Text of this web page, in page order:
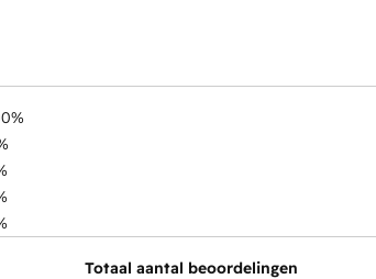
Totaal aantal beoordelingen